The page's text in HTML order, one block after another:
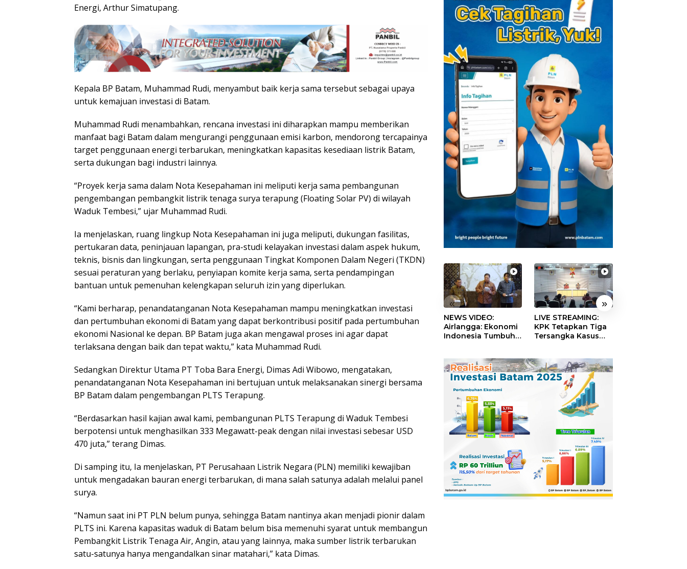
Energi, Arthur Simatupang.
Kepala BP Batam, Muhammad Rudi, menyambut baik kerja sama tersebut sebagai upaya
untuk kemajuan investasi di Batam.
Muhammad Rudi menambahkan, rencana investasi ini diharapkan mampu memberikan
manfaat bagi Batam dalam mengurangi penggunaan emisi karbon, mendorong tercapainya
target penggunaan energi terbarukan, meningkatkan kapasitas kesediaan listrik Batam,
serta dukungan bagi industri lainnya.
“Proyek kerja sama dalam Nota Kesepahaman ini meliputi kerja sama pembangunan
pengembangan pembangkit listrik tenaga surya terapung (Floating Solar PV) di wilayah
Waduk Tembesi,” ujar Muhammad Rudi.
Ia menjelaskan, ruang lingkup Nota Kesepahaman ini juga meliputi, dukungan fasilitas,
pertukaran data, peninjauan lapangan, pra-studi kelayakan investasi dalam aspek hukum,
teknis, bisnis dan lingkungan, serta penggunaan Tingkat Komponen Dalam Negeri (TKDN)
sesuai peraturan yang berlaku, penyiapan komite kerja sama, serta pendampingan
bantuan untuk pemenuhan kelengkapan seluruh izin yang diperlukan.
“Kami berharap, penandatanganan Nota Kesepahaman mampu meningkatkan investasi
dan pertumbuhan ekonomi di Batam yang dapat berkontribusi positif pada pertumbuhan
ekonomi Nasional ke depan. BP Batam juga akan mengawal proses ini agar dapat
terlaksana dengan baik dan tepat waktu,” kata Muhammad Rudi.
Sedangkan Direktur Utama PT Toba Bara Energi, Dimas Adi Wibowo, mengatakan,
penandatanganan Nota Kesepahaman ini bertujuan untuk melaksanakan sinergi bersama
BP Batam dalam pengembangan PLTS Terapung.
“Berdasarkan hasil kajian awal kami, pembangunan PLTS Terapung di Waduk Tembesi
berpotensi untuk menghasilkan 333 Megawatt-peak dengan nilai investasi sebesar USD
470 juta,” terang Dimas.
Di samping itu, Ia menjelaskan, PT Perusahaan Listrik Negara (PLN) memiliki kewajiban
untuk mengadakan bauran energi terbarukan, di mana salah satunya adalah melalui panel
surya.
“Namun saat ini PT PLN belum punya, sehingga Batam nantinya akan menjadi pionir dalam
PLTS ini. Karena kapasitas waduk di Batam belum bisa memenuhi syarat untuk membangun
Pembangkit Listrik Tenaga Air, Angin, atau yang lainnya, maka sumber listrik terbarukan
satu-satunya hanya mengandalkan sinar matahari,” kata Dimas.
« »
NEWS VIDEO:
Airlangga: Ekonomi
Indonesia Tumbuh
LIVE STREAMING:
KPK Tetapkan Tiga
Tersangka Kasus
Pertamina